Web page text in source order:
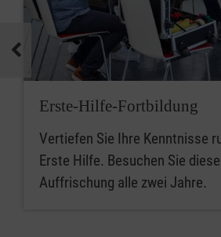
Erste-Hilfe-Fortbildung
Vertiefen Sie Ihre Kenntnisse
Erste Hilfe. Besuchen Sie
Auffrischung alle zwei Jahre.